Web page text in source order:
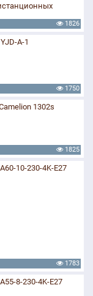
1826
A-1
1750
1302s
1825
10-230-4K-E27
1783
8-230-4K-E27